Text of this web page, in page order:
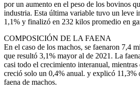
por un aumento en el peso de los bovinos
industria. Esta última variable tuvo un leve
1,1% y finalizó en 232 kilos promedio en
COMPOSICIÓN DE LA FAENA
En el caso de los machos, se faenaron 7,4
que resultó 3,1% mayor al de 2021. La
casi todo el crecimiento interanual,
creció solo un 0,4% anual. y explicó 11,3%
faena de machos.